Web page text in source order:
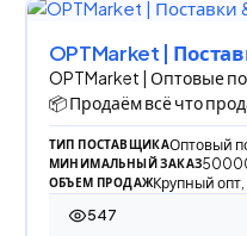
OPTMarket |
OPTMarket | Оптовые
📦 Продаём всё что
ТИП ПОСТАВЩИКАОптовый
МИНИМАЛЬНЫЙ ЗАКАЗ
ОБЪЕМ ПРОДАЖКрупный
547
547 просмотров